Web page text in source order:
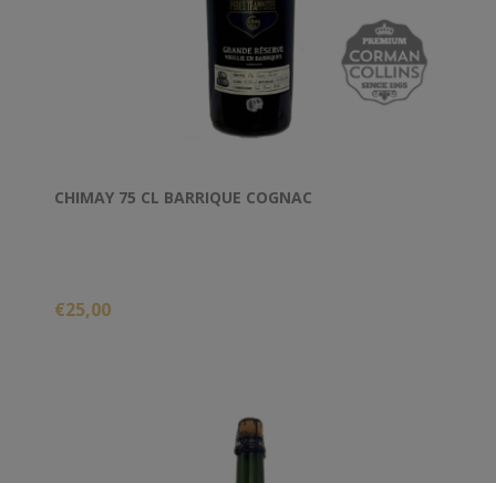
CHIMAY 75 CL BARRIQUE COGNAC
€25,00